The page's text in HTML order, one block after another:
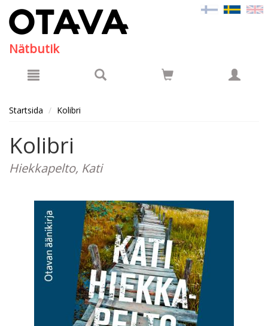
Nätbutik
Startsida Kolibri
Kolibri
Hiekkapelto, Kati